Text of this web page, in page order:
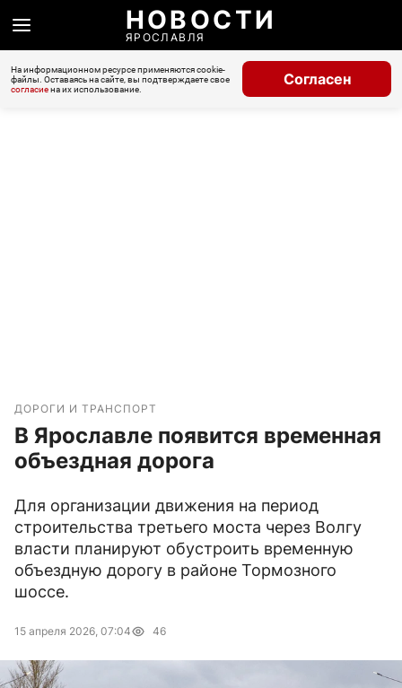
НОВОСТИ
ЯРОСЛАВЛЯ
На информационном ресурсе применяются cookie-
файлы. Оставаясь на сайте, вы подтверждаете свое
согласиена их использование.
Согласен
ДОРОГИ И ТРАНСПОРТ
В Ярославле появится временная
объездная дорога
Для организации движения на период
строительства третьего моста через Волгу
власти планируют обустроить временную
объездную дорогу в районе Тормозного
шоссе.
15 апреля 2026, 07:04 46